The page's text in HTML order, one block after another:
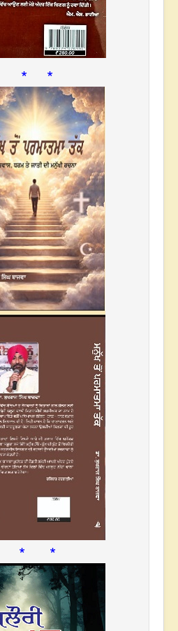
* *
* *